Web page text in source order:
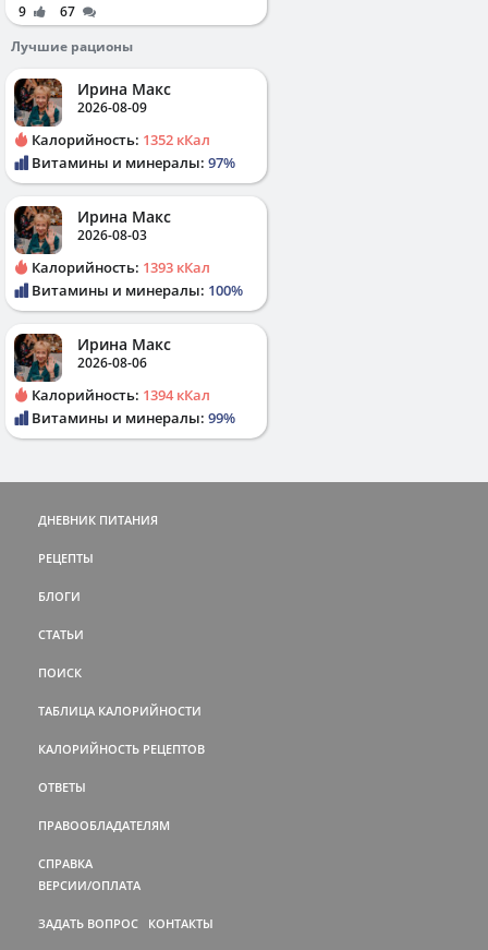
9
67
Лучшие рационы
Ирина Макс
2026-08-09
Калорийность: 1352 кКал
Витамины и минералы: 97%
Ирина Макс
2026-08-03
Калорийность: 1393 кКал
Витамины и минералы: 100%
Ирина Макс
2026-08-06
Калорийность: 1394 кКал
Витамины и минералы: 99%
ДНЕВНИК ПИТАНИЯ
РЕЦЕПТЫ
БЛОГИ
СТАТЬИ
ПОИСК
ТАБЛИЦА КАЛОРИЙНОСТИ
КАЛОРИЙНОСТЬ РЕЦЕПТОВ
ОТВЕТЫ
ПРАВООБЛАДАТЕЛЯМ
СПРАВКА
ВЕРСИИ/ОПЛАТА
ЗАДАТЬ ВОПРОС КОНТАКТЫ